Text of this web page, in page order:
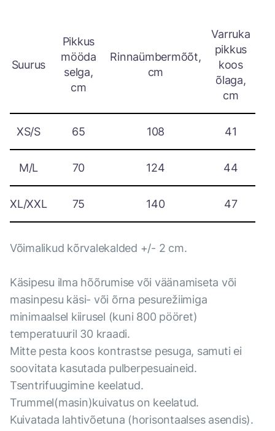
Suurus
Pikkus
mööda
selga,
cm
Rinnaümbermõõt,
cm
Varruka
pikkus
koos
õlaga,
cm
XS/S 65 108 41
M/L 70 124 44
XL/XXL 75 140 47
Võimalikud kõrvalekalded +/- 2 cm.
Käsipesu ilma hõõrumise või väänamiseta või
masinpesu käsi- või õrna pesurežiimiga
minimaalsel kiirusel (kuni 800 pööret)
temperatuuril 30 kraadi.
Mitte pesta koos kontrastse pesuga, samuti ei
soovitata kasutada pulberpesuaineid.
Tsentrifuugimine keelatud.
Trummel(masin)kuivatus on keelatud.
Kuivatada lahtivõetuna (horisontaalses asendis).